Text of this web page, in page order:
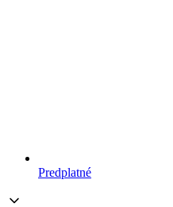
Predplatné